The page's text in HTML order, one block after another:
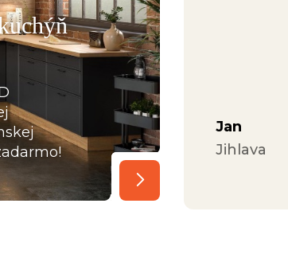
Montéři u nás strávili
na ně ať už ze strany
Nakonec při předání
Jan
Jihlava